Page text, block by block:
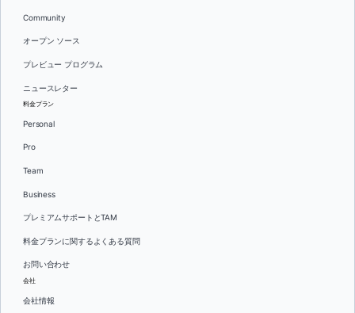
Community
オープン ソース
プレビュー プログラム
ニュースレター
料金プラン
Personal
Pro
Team
Business
プレミアムサポートとTAM
料金プランに関するよくある質問
お問い合わせ
会社
会社情報